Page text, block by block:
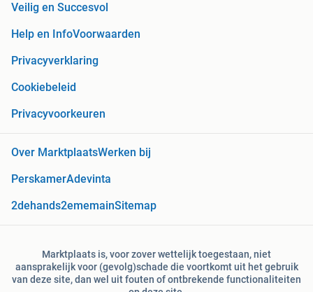
Veilig en Succesvol
Help en InfoVoorwaarden
Privacyverklaring
Cookiebeleid
Privacyvoorkeuren
Over MarktplaatsWerken bij
PerskamerAdevinta
2dehands2ememainSitemap
Marktplaats is, voor zover wettelijk toegestaan, niet
aansprakelijk voor (gevolg)schade die voortkomt uit het gebruik
van deze site, dan wel uit fouten of ontbrekende functionaliteiten